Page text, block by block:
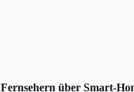
Fernsehern über Smart-